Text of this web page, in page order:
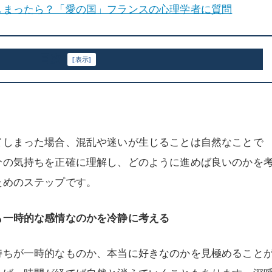
ったら？「愛の国」フランスの心理学者に質問
[表示]
まった場合、混乱や迷いが生じることは自然なことで
気持ちを正確に理解し、どのように進めば良いのかを
のステップです。
時的な感情なのかを冷静に考える
が一時的なものか、本当に好きなのかを見極めること